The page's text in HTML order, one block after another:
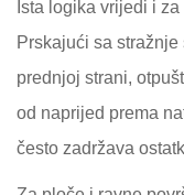
Ista logika vrijedi i
Prskajući sa
prednjoj strani,
od naprijed prema
često zadržava